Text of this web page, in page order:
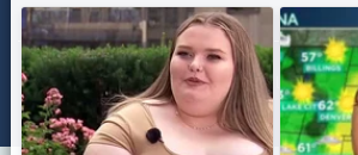
Записки
Глава 18. Джесс
Записки
Глава 19. Халила
© 2021 - 2026 booksaudio-online.com